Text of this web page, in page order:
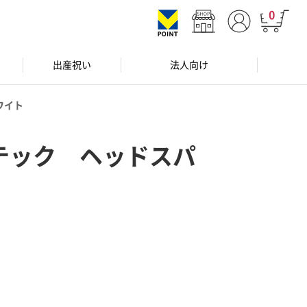
0
出産祝い 法人向け
イト
ック ヘッドスパ